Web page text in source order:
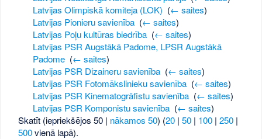
Latvijas Olimpiskā komiteja (LOK) (← saites)
Latvijas Pionieru savienība‎ (← saites)
Latvijas Poļu kultūras biedrība‎ (← saites)
Latvijas PSR Augstākā Padome, LPSR Augstākā
Padome‎ (← saites)
Latvijas PSR Dizaineru savienība‎ (← saites)
Latvijas PSR Fotomākslinieku savienība‎ (← saites)
Latvijas PSR Kinematogrāfistu savienība‎ (← saites)
Latvijas PSR Komponistu savienība‎ (← saites)
Skatīt (iepriekšējos 50 | nākamos 50) (20 |50 | 100 |250 |
500vienā lapā).